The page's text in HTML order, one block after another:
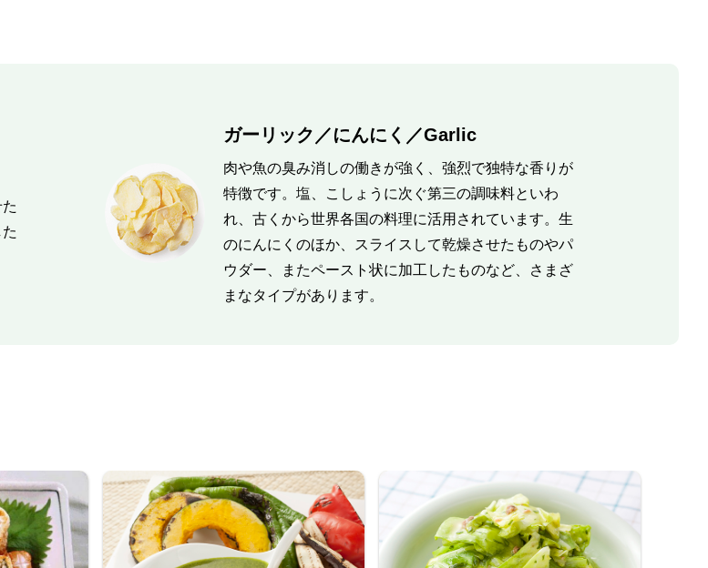
ガーリック／にんにく／Garlic
肉や魚の臭み消しの働きが強く、強烈で独特な香りが
特徴です。塩、こしょうに次ぐ第三の調味料といわ
れ、古くから世界各国の料理に活用されています。生
のにんにくのほか、スライスして乾燥させたものやパ
ウダー、またペースト状に加工したものなど、さまざ
まなタイプがあります。